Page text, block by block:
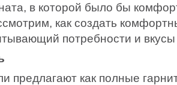
в которой было бы
как создать
потребности и
предлагают как полные